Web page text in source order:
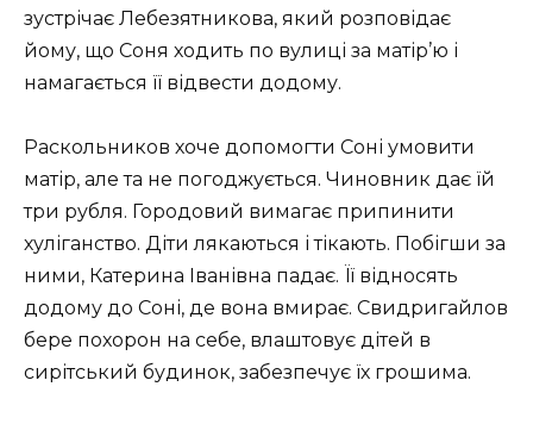
зустрічає Лебезятникова, який розповідає
йому, що Соня ходить по вулиці за матір’ю і
намагається її відвести додому.
Раскольников хоче допомогти Соні умовити
матір, але та не погоджується. Чиновник дає їй
три рубля. Городовий вимагає припинити
хуліганство. Діти лякаються і тікають. Побігши за
ними, Катерина Іванівна падає. Її відносять
додому до Соні, де вона вмирає. Свидригайлов
бере похорон на себе, влаштовує дітей в
сирітський будинок, забезпечує їх грошима.